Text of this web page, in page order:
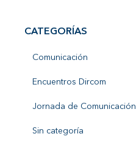
CATEGORÍAS
Comunicación
Encuentros Dircom
Jornada de Comunicación
Sin categoría